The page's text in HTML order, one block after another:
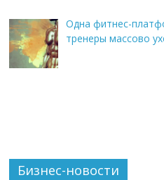
Одна фитнес-
тренеры массово
Бизнес-новости